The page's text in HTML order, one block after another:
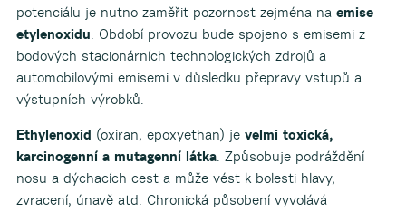
potenciálu je nutno zaměřit pozornost zejména na emise
etylenoxidu. Období provozu bude spojeno s emisemi z
bodových stacionárních technologických zdrojů a
automobilovými emisemi v důsledku přepravy vstupů a
výstupních výrobků.
Ethylenoxid (oxiran, epoxyethan) je velmi toxická,
karcinogenní a mutagenní látka. Způsobuje podráždění
nosu a dýchacích cest a může vést k bolesti hlavy,
zvracení, únavě atd. Chronická působení vyvolává